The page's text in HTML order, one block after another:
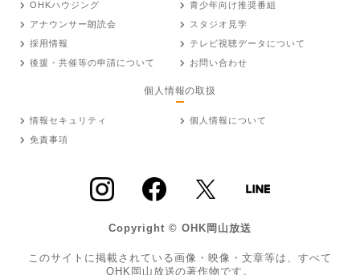
OHKハウジング
青少年向け推奨番組
アナウンサー朗読会
スタジオ見学
採用情報
テレビ視聴データについて
後援・共催等の申請について
お問い合わせ
個人情報の取扱
情報セキュリティ
個人情報について
免責事項
Copyright © OHK岡山放送
このサイトに掲載されている画像・映像・文章等は、すべて
OHK岡山放送の著作物です。